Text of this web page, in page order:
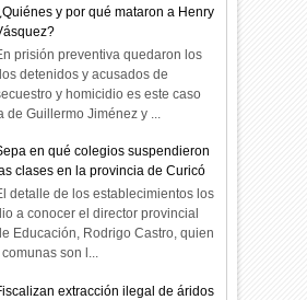
y por qué mataron a Henry
prisión preventiva quedaron los
detenidos y acusados de
y homicidio es este caso
de Guillermo Jiménez y ...
en qué colegios suspendieron
clases en la provincia de Curicó
detalle de los establecimientos los
a conocer el director provincial
Educación, Rodrigo Castro, quien
son l...
extracción ilegal de áridos